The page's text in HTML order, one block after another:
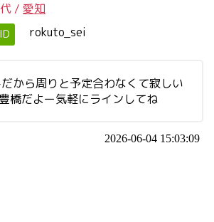
/ 愛知
ID rokuto_sei
から周りと予定合わなくて寂しい
橋だよー気軽にラインしてね
2026-06-04 15:03:09